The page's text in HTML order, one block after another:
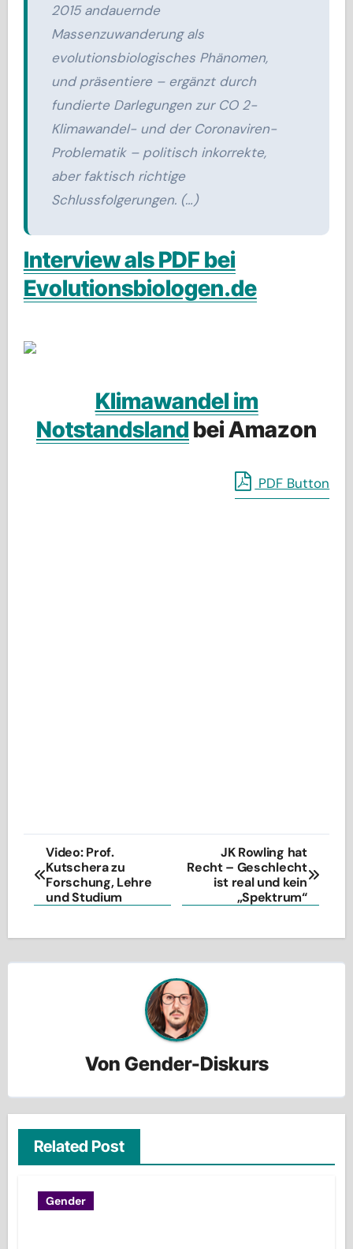
2015 andauernde
Massenzuwanderung als
evolutionsbiologisches Phänomen,
und präsentiere – ergänzt durch
fundierte Darlegungen zur CO 2-
Klimawandel- und der Coronaviren-
Problematik – politisch inkorrekte,
aber faktisch richtige
Schlussfolgerungen. (…)
Interview als PDF bei
Evolutionsbiologen.de
Klimawandel im
Notstandsland bei Amazon
PDF Button
Beitragsnavigation
Video: Prof.
Kutschera zu
Forschung, Lehre
und Studium
JK Rowling hat
Recht – Geschlecht
ist real und kein
„Spektrum“
Von Gender-Diskurs
Related Post
Gender